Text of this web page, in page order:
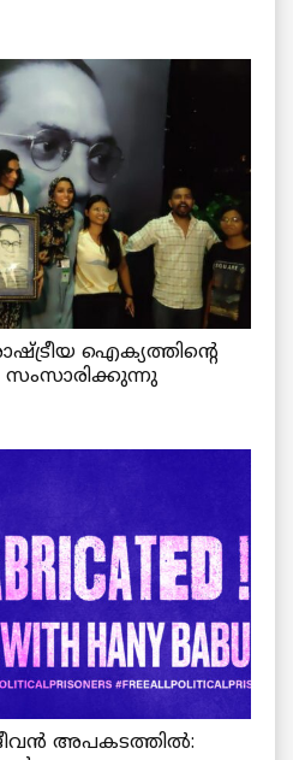
ഐക്യത്തിന്റെ
സംസാരിക്കുന്നു
അപകടത്തിൽ: